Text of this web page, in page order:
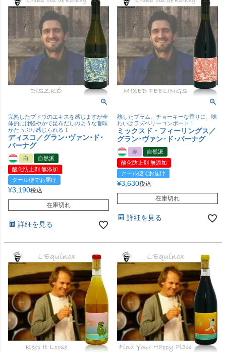
完熟したブドウのエキスを感じますが全
体的には軽やかで昆布だしのような旨味
がたっぷり感じられる！
ディスコ／グラン･ヴァン･ド･
バーナグ
白
自然派
酸化防止剤 無添加
クール便でお届け
¥3,190税込
在庫切れ
詳細を見る
熟したプラム、チョーキーな香りに、味
わいはラズベリーコンポート！
ミックスド・フィーリングス／
グラン･ヴァン･ド･バーナグ
赤
自然派
酸化防止剤 無添加
クール便でお届け
¥3,630税込
在庫切れ
詳細を見る